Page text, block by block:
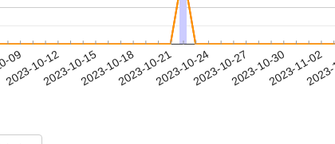
09
2023-10-122023-10-152023-10-182023-10-212023-10-242023-10-272023-10-302023-11-02